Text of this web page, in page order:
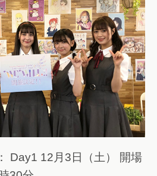
Day1 12月3日（土） 開場